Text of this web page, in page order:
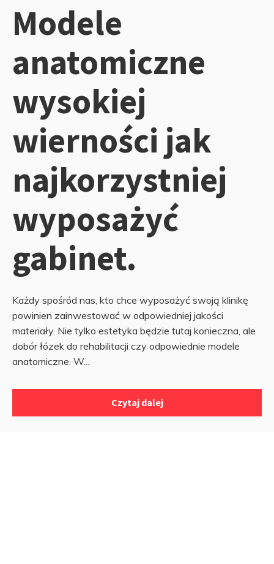
Modele
anatomiczne
wysokiej
wierności jak
najkorzystniej
wyposażyć
gabinet.
Każdy spośród nas, kto chce wyposażyć swoją klinikę
powinien zainwestować w odpowiedniej jakości
materiały. Nie tylko estetyka będzie tutaj konieczna, ale
dobór łózek do rehabilitacji czy odpowiednie modele
anatomiczne. W...
Czytaj dalej